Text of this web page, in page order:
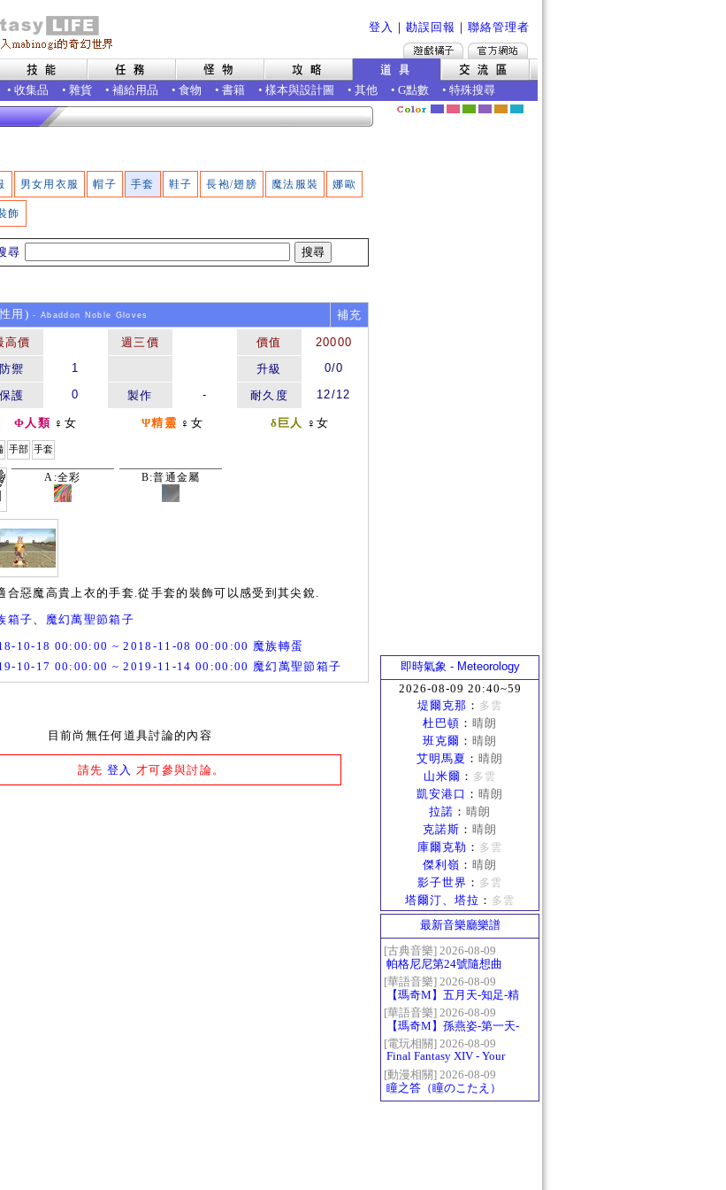
登入 ｜ 勘誤回報 ｜ 聯絡管理者
• 收集品 • 雜貨 • 補給用品 • 食物 • 書籍 • 樣本與設計圖 • 其他 • G點數 • 特殊搜尋
男女用衣服 帽子 手套 鞋子 長袍/翅膀 魔法服裝 娜歐
飾
尋
用) - Abaddon Noble Gloves 補充
高價 週三價 價值
20000
防禦
1 升級 0/0
保護 0 製作 - 耐久度 12/12
Φ人類 ♀女 Ψ精靈 ♀女 δ巨人 ♀女
手部 手套
A:全彩 B:普通金屬
合惡魔高貴上衣的手套.從手套的裝飾可以感受到其尖銳.
箱子、 魔幻萬聖節箱子
10-18 00:00:00 ~ 2018-11-08 00:00:00 魔族轉蛋
10-17 00:00:00 ~ 2019-11-14 00:00:00 魔幻萬聖節箱子
目前尚無任何道具討論的內容
請先 登入 才可參與討論。
即時氣象 - Meteorology
2026-08-09 20:40~59
堤爾克那 ： 多雲
杜巴頓 ： 晴朗
班克爾 ： 晴朗
艾明馬夏 ： 晴朗
山米爾 ： 多雲
凱安港口 ： 晴朗
拉諾 ： 晴朗
克諾斯 ： 晴朗
庫爾克勒 ： 多雲
傑利嶺 ： 晴朗
影子世界 ： 多雲
塔爾汀、塔拉 ： 多雲
最新音樂廳樂譜
[古典音樂] 2026-08-09
帕格尼尼第24號隨想曲
（Paganini Caprice No.24
in A-）
[華語音樂] 2026-08-09
【瑪奇M】五月天-知足-精
修版
[華語音樂] 2026-08-09
【瑪奇M】孫燕姿-第一天-
精修版
[電玩相關] 2026-08-09
Final Fantasy XIV - Your
Answer
[動漫相關] 2026-08-09
瞳之答（瞳のこたえ）